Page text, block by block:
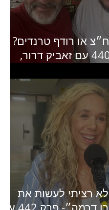
או רודף טרנדים?
פרק 440 עם זאביק דרור,
לא רציתי לעשות את